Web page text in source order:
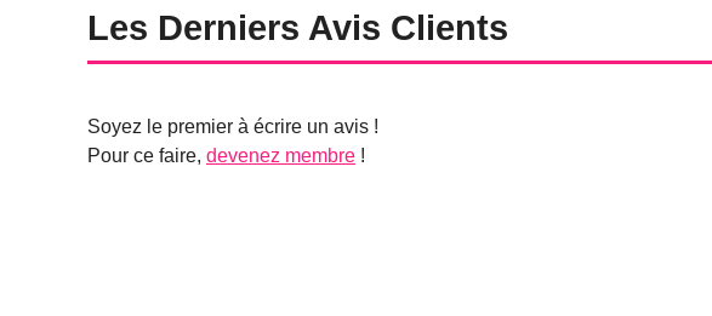
Les Derniers Avis Clients
Soyez le premier à écrire un avis !
Pour ce faire, devenez membre !